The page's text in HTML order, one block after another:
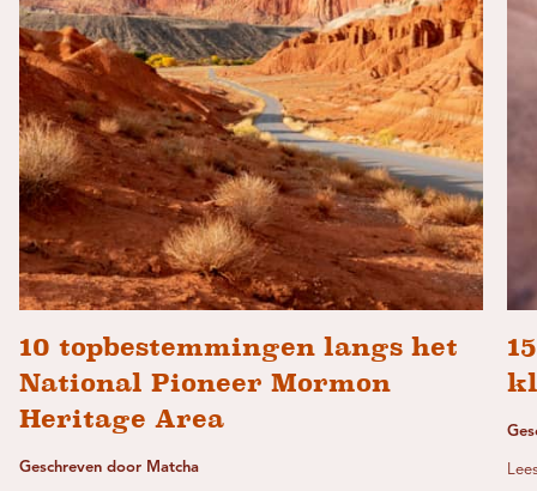
10 topbestemmingen langs het
National Pioneer Mormon
Heritage Area
Geschreven door Matcha